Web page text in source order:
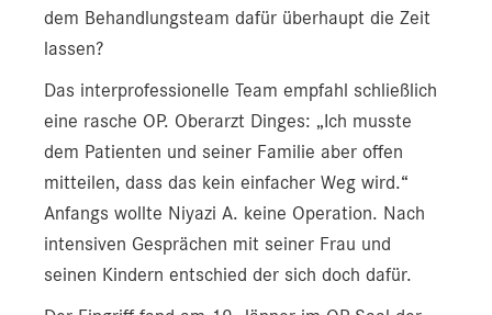
dem Behandlungsteam dafür überhaupt die Zeit
lassen?
Das interprofessionelle Team empfahl schließlich
eine rasche OP. Oberarzt Dinges: „Ich musste
dem Patienten und seiner Familie aber offen
mitteilen, dass das kein einfacher Weg wird.“
Anfangs wollte Niyazi A. keine Operation. Nach
intensiven Gesprächen mit seiner Frau und
seinen Kindern entschied der sich doch dafür.